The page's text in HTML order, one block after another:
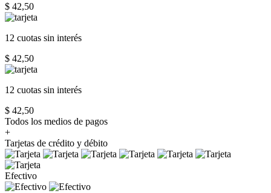
$ 42,50
12 cuotas sin interés
$ 42,50
12 cuotas sin interés
$ 42,50
Todos los medios de pagos
+
Tarjetas de crédito y débito
Efectivo